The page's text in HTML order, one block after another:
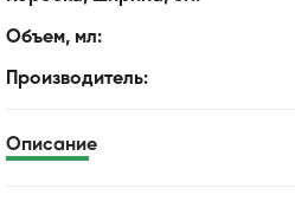
Объем, мл:
Производитель:
Описание